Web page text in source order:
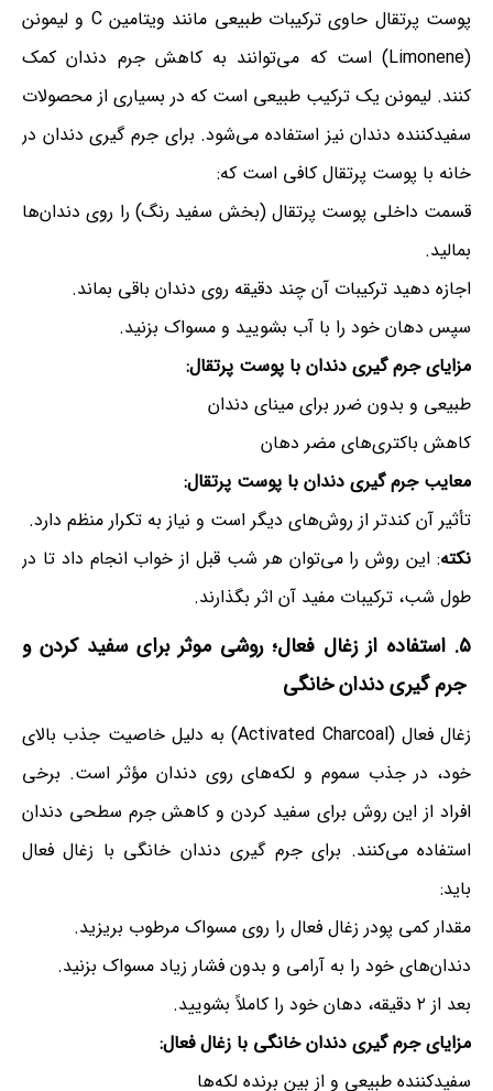
پوست پرتقال حاوی ترکیبات طبیعی مانند ویتامین C و لیمونن
(Limonene) است که می‌توانند به کاهش جرم دندان کمک
کنند. لیمونن یک ترکیب طبیعی است که در بسیاری از محصولات
سفیدکننده دندان نیز استفاده می‌شود. برای جرم گیری دندان در
خانه با پوست پرتقال کافی است که:
قسمت داخلی پوست پرتقال (بخش سفید رنگ) را روی دندان‌ها
بمالید.
اجازه دهید ترکیبات آن چند دقیقه روی دندان باقی بماند.
سپس دهان خود را با آب بشویید و مسواک بزنید.
مزایای جرم گیری دندان با پوست پرتقال:
طبیعی و بدون ضرر برای مینای دندان
کاهش باکتری‌های مضر دهان
معایب جرم گیری دندان با پوست پرتقال:
تأثیر آن کندتر از روش‌های دیگر است و نیاز به تکرار منظم دارد.
نکته: این روش را می‌توان هر شب قبل از خواب انجام داد تا در
طول شب، ترکیبات مفید آن اثر بگذارند.
۵. استفاده از زغال فعال؛ روشی موثر برای سفید کردن و
جرم گیریدندان خانگی
زغال فعال (Activated Charcoal) به دلیل خاصیت جذب بالای
خود، در جذب سموم و لکه‌های روی دندان مؤثر است. برخی
افراد از این روش برای سفید کردن و کاهش جرم سطحی دندان
استفاده می‌کنند. برای جرم گیری دندان خانگی با زغال فعال
باید:
مقدار کمی پودر زغال فعال را روی مسواک مرطوب بریزید.
دندان‌های خود را به آرامی و بدون فشار زیاد مسواک بزنید.
بعد از ۲ دقیقه، دهان خود را کاملاً بشویید.
مزایای جرم گیری دندان خانگی با زغال فعال:
سفیدکننده طبیعی و از بین برنده لکه‌ها